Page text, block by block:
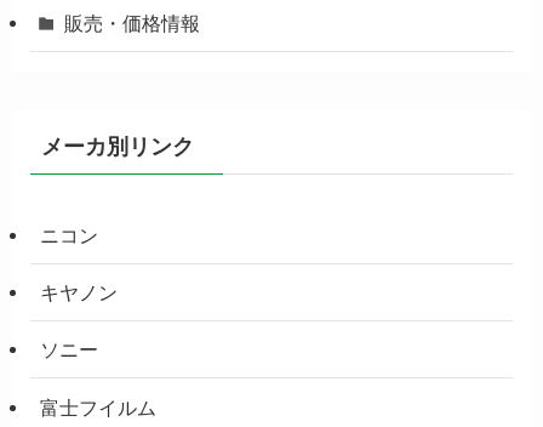
販売・価格情報
メーカ別リンク
ニコン
キヤノン
ソニー
富士フイルム